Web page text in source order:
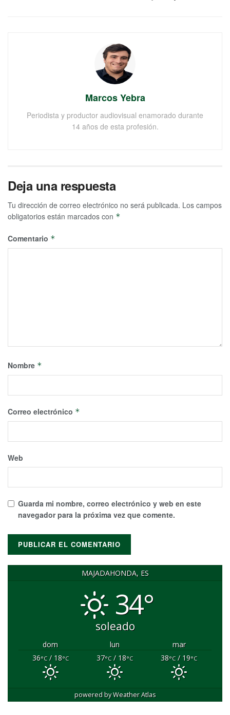
Marcos Yebra
Periodista y productor audiovisual enamorado durante
14 años de esta profesión.
Deja una respuesta
Tu dirección de correo electrónico no será publicada. Los campos
obligatorios están marcados con *
Comentario *
Nombre *
Correo electrónico *
Web
Guarda mi nombre, correo electrónico y web en este
navegador para la próxima vez que comente.
MAJADAHONDA, ES
34°
soleado
dom lun
mar
36°C/ 18°C 37°C/ 18°C 38°C/ 19°C
powered byWeather Atlas